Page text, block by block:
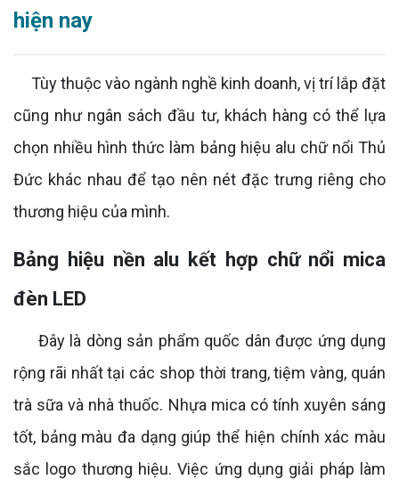
hiện nay
Tùy thuộc vào ngành nghề kinh doanh, vị trí lắp đặt
cũng như ngân sách đầu tư, khách hàng có thể lựa
chọn nhiều hình thức làm bảng hiệu alu chữ nổi Thủ
Đức khác nhau để tạo nên nét đặc trưng riêng cho
thương hiệu của mình.
Bảng hiệu nền alu kết hợp chữ nổi mica
đèn LED
Đây là dòng sản phẩm quốc dân được ứng dụng
rộng rãi nhất tại các shop thời trang, tiệm vàng, quán
trà sữa và nhà thuốc. Nhựa mica có tính xuyên sáng
tốt, bảng màu đa dạng giúp thể hiện chính xác màu
sắc logo thương hiệu. Việc ứng dụng giải pháp làm